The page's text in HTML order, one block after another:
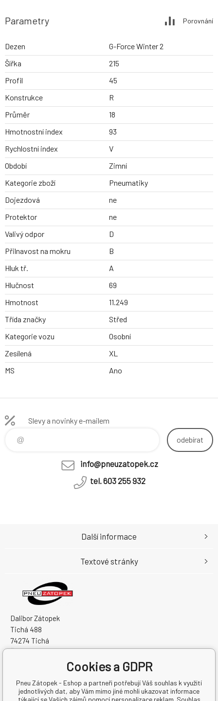
Parametry Porovnání
Dezen
G-Force Winter 2
Šířka
215
Profil
45
Konstrukce
R
Průměr
18
Hmotnostní index
93
Rychlostní index
V
Období
Zimní
Kategorie zboží
Pneumatiky
Dojezdová
ne
Protektor
ne
Valivý odpor
D
Přilnavost na mokru
B
Hluk tř.
A
Hlučnost
69
Hmotnost
11.249
Třída značky
Střed
Kategorie vozu
Osobní
Zesílená
XL
MS
Ano
Slevy a novinky e-mailem
odebírat
info@pneuzatopek.cz
tel. 603 255 932
Dalibor Zátopek
Tichá 488
74274 Tichá
Česká Republika
DIČ: CZ7504094994
Další informace
Textové stránky
Cookies a GDPR
Pneu Zátopek - Eshop a partneři potřebují Váš souhlas k využití
jednotlivých dat, aby Vám mimo jiné mohli ukazovat informace
týkající se Vašich zájmů pomocí personalizace reklam. Souhlas